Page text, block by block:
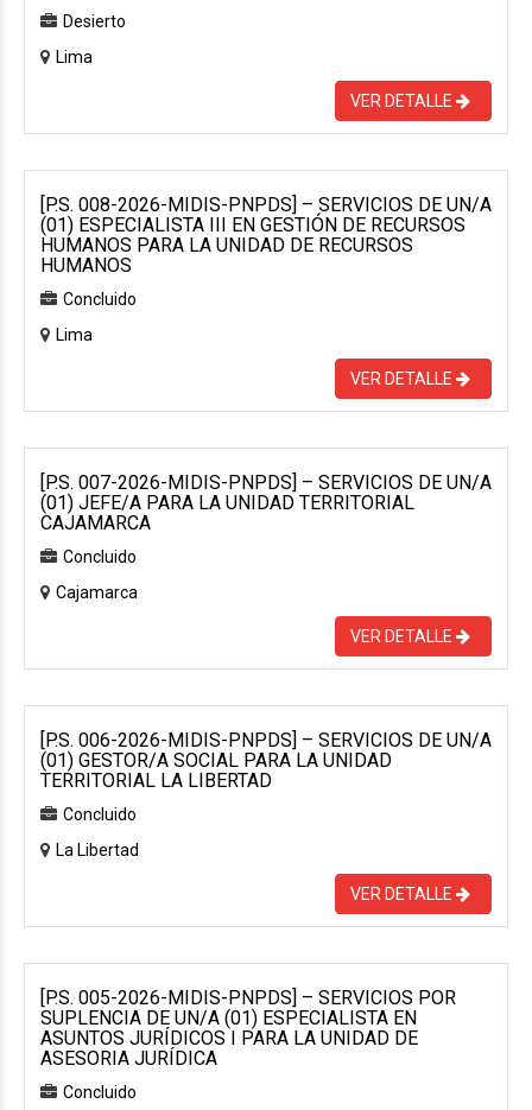
Desierto
Lima
VER DETALLE
[P.S. 008-2026-MIDIS-PNPDS] – SERVICIOS DE UN/A
(01) ESPECIALISTA III EN GESTIÓN DE RECURSOS
HUMANOS PARA LA UNIDAD DE RECURSOS
HUMANOS
Concluido
Lima
VER DETALLE
[P.S. 007-2026-MIDIS-PNPDS] – SERVICIOS DE UN/A
(01) JEFE/A PARA LA UNIDAD TERRITORIAL
CAJAMARCA
Concluido
Cajamarca
VER DETALLE
[P.S. 006-2026-MIDIS-PNPDS] – SERVICIOS DE UN/A
(01) GESTOR/A SOCIAL PARA LA UNIDAD
TERRITORIAL LA LIBERTAD
Concluido
La Libertad
VER DETALLE
[P.S. 005-2026-MIDIS-PNPDS] – SERVICIOS POR
SUPLENCIA DE UN/A (01) ESPECIALISTA EN
ASUNTOS JURÍDICOS I PARA LA UNIDAD DE
ASESORIA JURÍDICA
Concluido